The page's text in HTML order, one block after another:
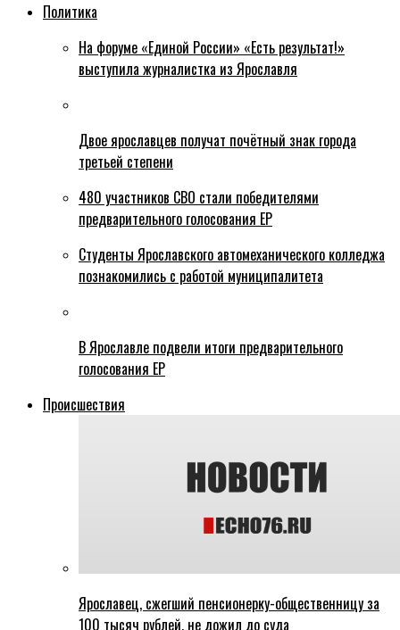
Политика
На форуме «Единой России» «Есть результат!»
выступила журналистка из Ярославля
Двое ярославцев получат почётный знак города
третьей степени
480 участников СВО стали победителями
предварительного голосования ЕР
Студенты Ярославского автомеханического колледжа
познакомились с работой муниципалитета
В Ярославле подвели итоги предварительного
голосования ЕР
Происшествия
Ярославец, сжегший пенсионерку-общественницу за
100 тысяч рублей, не дожил до суда